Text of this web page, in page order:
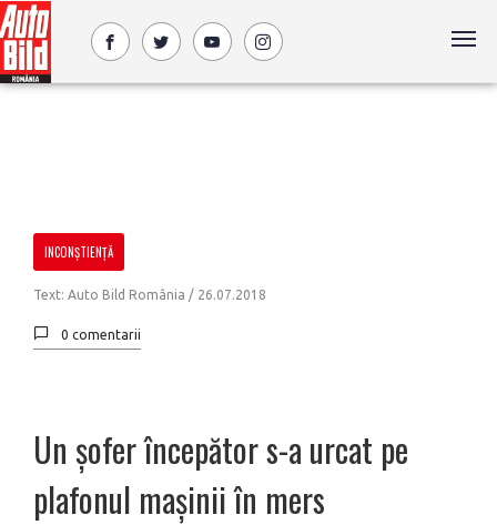
INCONȘTIENȚĂ
Text: Auto Bild România / 26.07.2018
0 comentarii
Un șofer începător s-a urcat pe
plafonul mașinii în mers